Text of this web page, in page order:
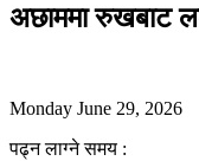
अछाममा रुखबाट
Monday June 29, 2026
पढ्न लाग्ने समय :